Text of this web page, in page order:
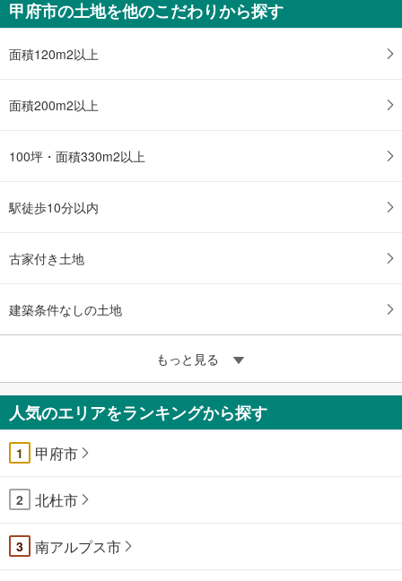
甲府市の土地を他のこだわりから探す
面積120m2以上
面積200m2以上
100坪・面積330m2以上
駅徒歩10分以内
古家付き土地
建築条件なしの土地
もっと見る
人気のエリアをランキングから探す
1 甲府市
2 北杜市
3 南アルプス市